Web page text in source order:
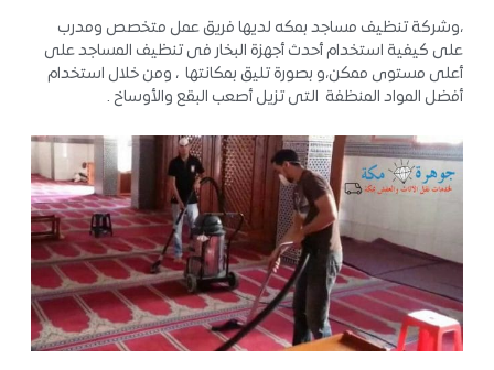
،وشركة تنظيف مساجد بمكه لديها فريق عمل متخصص ومدرب
على كيفية استخدام أحدث أجهزة البخار فى تنظيف المساجد على
أعلى مستوى ممكن،و بصورة تليق بمكانتها ، ومن خلال استخدام
أفضل المواد المنظفة التى تزيل أصعب البقع والأوساخ .